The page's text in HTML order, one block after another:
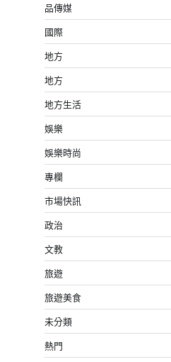
品傳媒
國際
地方
地方
地方生活
娛樂
娛樂時尚
專欄
市場快訊
政治
文教
旅遊
旅遊美食
未分類
熱門